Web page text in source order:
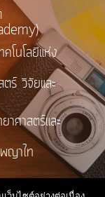
โนโลยีแห่ง
ร์ วิจัยและ
ศาสตร์และ
ญาไท